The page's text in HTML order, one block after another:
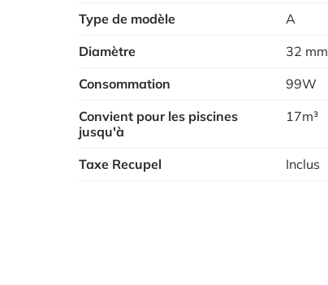
Type de modèle
A
Diamètre
32 mm
Consommation
99W
Convient pour les piscines
jusqu'à
17m³
Taxe Recupel Inclus